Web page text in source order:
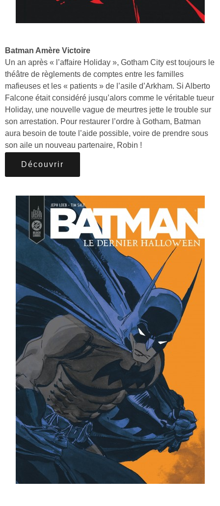
Batman Amère Victoire
Un an après « l’affaire Holiday », Gotham City est toujours le
théâtre de règlements de comptes entre les familles
mafieuses et les « patients » de l’asile d’Arkham. Si Alberto
Falcone était considéré jusqu’alors comme le véritable tueur
Holiday, une nouvelle vague de meurtres jette le trouble sur
son arrestation. Pour restaurer l’ordre à Gotham, Batman
aura besoin de toute l’aide possible, voire de prendre sous
son aile un nouveau partenaire, Robin !
Découvrir